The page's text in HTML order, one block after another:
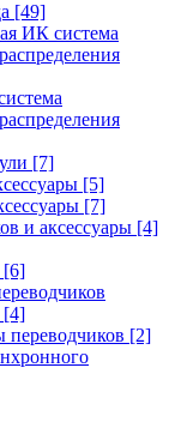
[49]
ИК система
[7]
[5]
[7]
и аксессуары [4]
[6]
[4]
переводчиков [2]